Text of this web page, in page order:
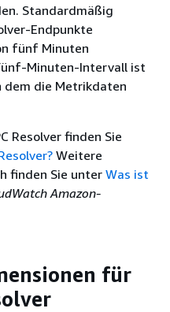
Standardmäßig
Endpunkte
fünf Minuten
Minuten-Intervall ist
dem die Metrikdaten
Resolver finden Sie
Weitere
finden Sie unter Was ist
Amazon-
für